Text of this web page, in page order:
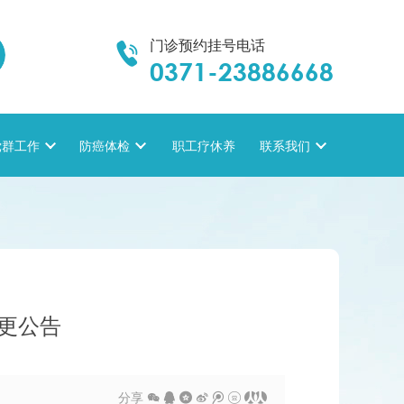
 门诊预约挂号电话
0371-23886668
工作  防癌体检  职工疗休养 联系我们 
公告
分享       